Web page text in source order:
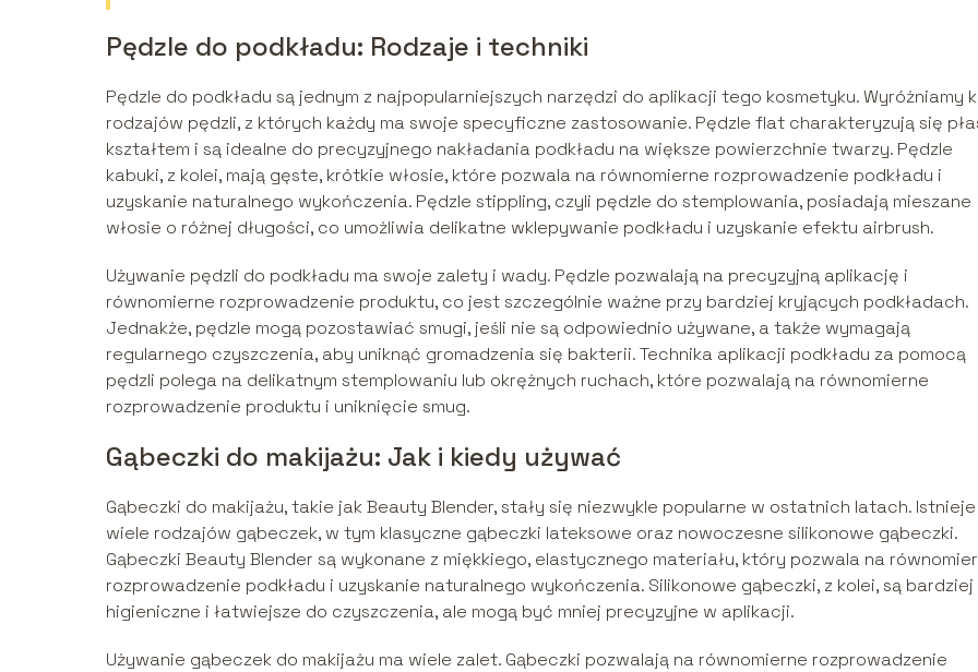
Pędzle do podkładu: Rodzaje i techniki
Pędzle do podkładu są jednym z najpopularniejszych narzędzi do aplikacji tego kosmetyku. Wyróżniamy
rodzajów pędzli, z których każdy ma swoje specyficzne zastosowanie. Pędzle flat charakteryzują się
kształtem i są idealne do precyzyjnego nakładania podkładu na większe powierzchnie twarzy. Pędzle
kabuki, z kolei, mają gęste, krótkie włosie, które pozwala na równomierne rozprowadzenie podkładu i
uzyskanie naturalnego wykończenia. Pędzle stippling, czyli pędzle do stemplowania, posiadają mieszane
włosie o różnej długości, co umożliwia delikatne wklepywanie podkładu i uzyskanie efektu airbrush.
Używanie pędzli do podkładu ma swoje zalety i wady. Pędzle pozwalają na precyzyjną aplikację i
równomierne rozprowadzenie produktu, co jest szczególnie ważne przy bardziej kryjących podkładach.
Jednakże, pędzle mogą pozostawiać smugi, jeśli nie są odpowiednio używane, a także wymagają
regularnego czyszczenia, aby uniknąć gromadzenia się bakterii. Technika aplikacji podkładu za pomocą
pędzli polega na delikatnym stemplowaniu lub okrężnych ruchach, które pozwalają na równomierne
rozprowadzenie produktu i uniknięcie smug.
Gąbeczki do makijażu: Jak i kiedy używać
Gąbeczki do makijażu, takie jak Beauty Blender, stały się niezwykle popularne w ostatnich latach. Istnieje
wiele rodzajów gąbeczek, w tym klasyczne gąbeczki lateksowe oraz nowoczesne silikonowe gąbeczki.
Gąbeczki Beauty Blender są wykonane z miękkiego, elastycznego materiału, który pozwala na
rozprowadzenie podkładu i uzyskanie naturalnego wykończenia. Silikonowe gąbeczki, z kolei, są bardziej
higieniczne i łatwiejsze do czyszczenia, ale mogą być mniej precyzyjne w aplikacji.
Używanie gąbeczek do makijażu ma wiele zalet. Gąbeczki pozwalają na równomierne rozprowadzenie